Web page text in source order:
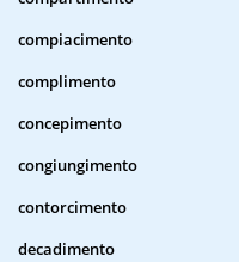
compiacimento
complimento
concepimento
congiungimento
contorcimento
decadimento